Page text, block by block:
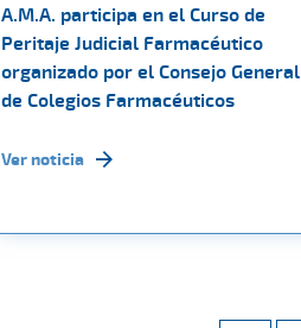
A.M.A. participa en el Curso de
Peritaje Judicial Farmacéutico
organizado por el Consejo General
de Colegios Farmacéuticos
Ver noticia